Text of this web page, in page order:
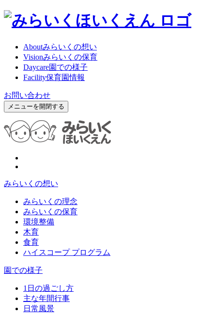
Aboutみらいくの想い
Visionみらいくの保育
Daycare園での様子
Facility保育園情報
お問い合わせ
メニューを開閉する
みらいくの想い
みらいくの理念
みらいくの保育
環境整備
木育
食育
ハイスコープ プログラム
園での様子
1日の過ごし方
主な年間行事
日常風景